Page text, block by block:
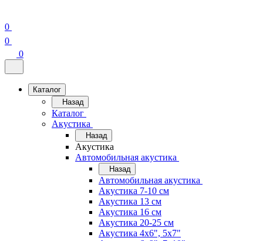
0
0
0
Каталог
Назад
Каталог
Акустика
Назад
Акустика
Автомобильная акустика
Назад
Автомобильная акустика
Акустика 7-10 см
Акустика 13 см
Акустика 16 см
Акустика 20-25 см
Акустика 4х6", 5х7"